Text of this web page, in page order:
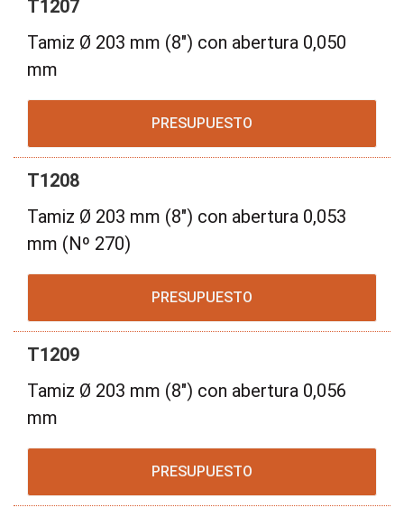
T1207
Tamiz Ø 203 mm (8") con abertura 0,050
mm
PRESUPUESTO
T1208
Tamiz Ø 203 mm (8") con abertura 0,053
mm (Nº 270)
PRESUPUESTO
T1209
Tamiz Ø 203 mm (8") con abertura 0,056
mm
PRESUPUESTO